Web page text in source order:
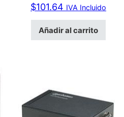
$101.64 IVA Incluido
Añadir al carrito